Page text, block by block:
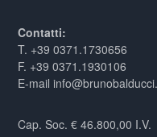
Contatti:
T. +39 0371.1730656
F. +39 0371.1930106
E-mail
Cap. Soc. € 46.800,00 I.V.